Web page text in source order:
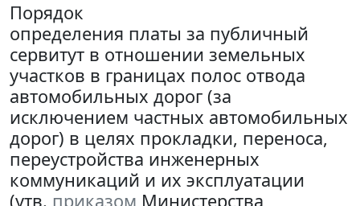
Порядок
определения платы за публичный
сервитут в отношении земельных
участков в границах полос отвода
автомобильных дорог (за
исключением частных автомобильных
дорог) в целях прокладки, переноса,
переустройства инженерных
коммуникаций и их эксплуатации
(утв. приказом Министерства